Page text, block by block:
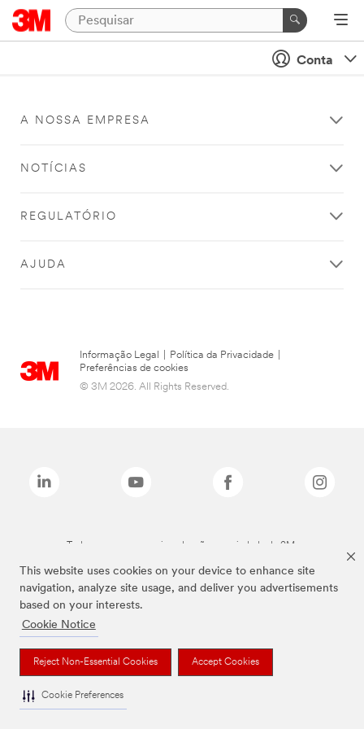
This website uses cookies on your device to enhance site
navigation, analyze site usage, and deliver you advertisements
based on your interests.
Cookie Notice
Reject Non-Essential Cookies Accept Cookies
Cookie Preferences
Conta
A NOSSA EMPRESA
NOTÍCIAS
REGULATÓRIO
AJUDA
Informação Legal Política da Privacidade
Preferências de cookies
© 3M 2026. All Rights Reserved.
Todas as marcas mencionadas são propriedade da 3M.